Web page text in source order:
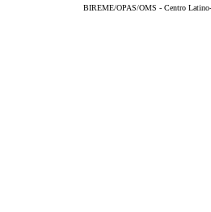
BIREME/OPAS/OMS - Centro Latino-